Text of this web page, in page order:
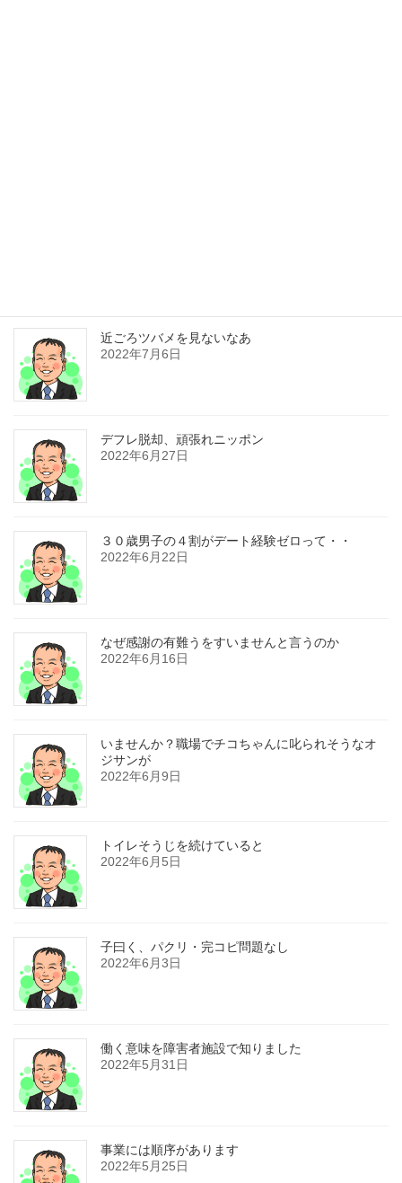
近ごろツバメを見ないなあ
2022年7月6日
デフレ脱却、頑張れニッポン
2022年6月27日
３０歳男子の４割がデート経験ゼロって・・
2022年6月22日
なぜ感謝の有難うをすいませんと言うのか
2022年6月16日
いませんか？職場でチコちゃんに叱られそうなオ
ジサンが
2022年6月9日
トイレそうじを続けていると
2022年6月5日
子曰く、パクリ・完コピ問題なし
2022年6月3日
働く意味を障害者施設で知りました
2022年5月31日
事業には順序があります
2022年5月25日